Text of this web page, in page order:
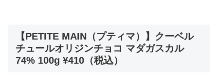
【PETITE MAIN（プティマ）】クーベル
チュールオリジンチョコ マダガスカル
74% 100g ¥410（税込）